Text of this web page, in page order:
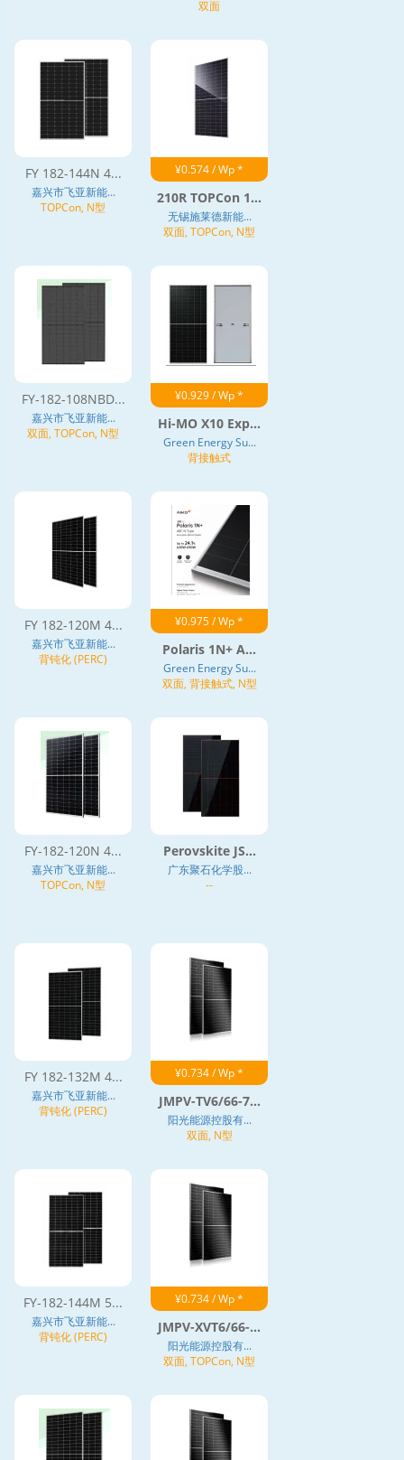
双面
FY 182-144N 4...
嘉兴市飞亚新能...
TOPCon, N型
¥0.574 / Wp *
210R TOPCon 1...
无锡施莱德新能...
双面, TOPCon, N型
FY-182-108NBD...
嘉兴市飞亚新能...
双面, TOPCon, N型
¥0.929 / Wp *
Hi-MO X10 Exp...
Green Energy Su...
背接触式
FY 182-120M 4...
嘉兴市飞亚新能...
背钝化 (PERC)
¥0.975 / Wp *
Polaris 1N+ A...
Green Energy Su...
双面, 背接触式, N型
FY-182-120N 4...
嘉兴市飞亚新能...
TOPCon, N型
Perovskite JS...
广东聚石化学股...
--
FY 182-132M 4...
嘉兴市飞亚新能...
背钝化 (PERC)
¥0.734 / Wp *
JMPV-TV6/66-7...
阳光能源控股有...
双面, N型
FY-182-144M 5...
嘉兴市飞亚新能...
背钝化 (PERC)
¥0.734 / Wp *
JMPV-XVT6/66-...
阳光能源控股有...
双面, TOPCon, N型